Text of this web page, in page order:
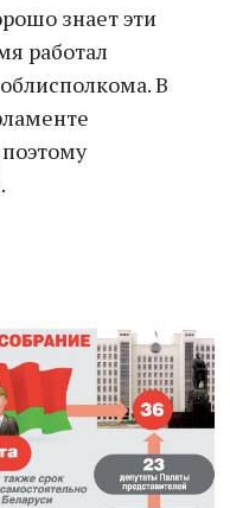
знает эти
работал
В